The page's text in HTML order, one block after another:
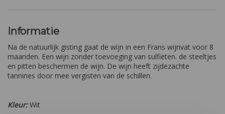
Informatie
Na de natuurlijk gisting gaat de wijn in een Frans wijnvat voor 8
maanden. Een wijn zonder toevoeging van sulfieten. de steeltjes
en pitten beschermen de wijn. De wijn heeft zijdezachte
tannines door mee vergisten van de schillen.
Kleur:Wit